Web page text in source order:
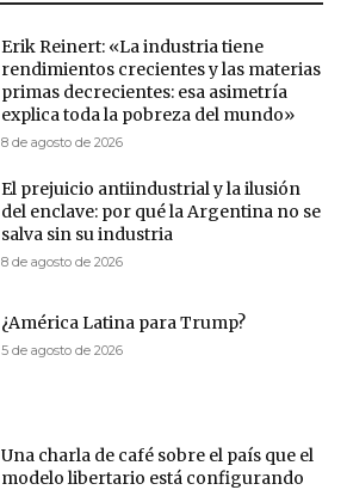
Erik Reinert: «La industria tiene
rendimientos crecientes y las materias
primas decrecientes: esa asimetría
explica toda la pobreza del mundo»
8 de agosto de 2026
El prejuicio antiindustrial y la ilusión
del enclave: por qué la Argentina no se
salva sin su industria
8 de agosto de 2026
¿América Latina para Trump?
5 de agosto de 2026
Una charla de café sobre el país que el
modelo libertario está configurando